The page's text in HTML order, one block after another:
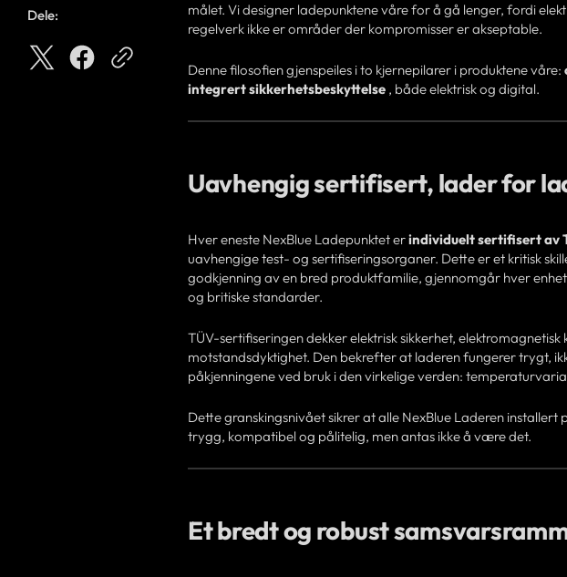
Dele:
målet. Vi designer ladepunktene våre for å gå lenger, fordi
regelverk ikke er områder der kompromisser er akseptable.
Denne filosofien gjenspeiles i to kjernepilarer i produktene våre:
integrert sikkerhetsbeskyttelse , både elektrisk og digital.
Uavhengig sertifisert, lader for
Hver eneste NexBlue Ladepunktet erindividuelt sertifisert av
uavhengige test- og sertifiseringsorganer. Dette er et kritisk
godkjenning av en bred produktfamilie, gjennomgår hver
og britiske standarder.
TÜV-sertifiseringen dekker elektrisk sikkerhet,
motstandsdyktighet. Den bekrefter at laderen fungerer trygt,
påkjenningene ved bruk i den virkelige verden:
Dette granskingsnivået sikrer at alle NexBlue Laderen
trygg, kompatibel og pålitelig, men antas ikke å være det.
Et bredt og robust